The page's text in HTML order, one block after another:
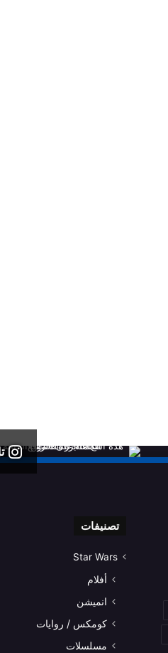
تصنيفات
Star Wars
أفلام
انميشن
كومكس / روايات
مسلسلات